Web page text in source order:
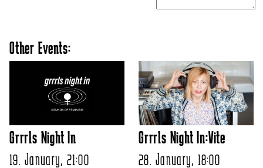
Other Events:
Grrrls Night In
19. January, 21:00
Grrrls Night In:Vite
28. January, 18:00